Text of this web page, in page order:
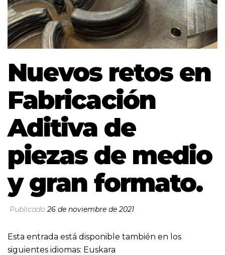
Nuevos retos en
Fabricación
Aditiva de
piezas de medio
y gran formato.
Publicado 26 de noviembre de 2021
Esta entrada está disponible también en los
siguientes idiomas: Euskara